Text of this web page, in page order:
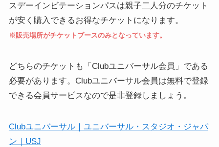
スデーインビテーションパスは親子二人分のチケット
が安く購入できるお得なチケットになります。
※販売場所がチケットブースのみとなっています。
どちらのチケットも「Clubユニバーサル会員」である
必要があります。Clubユニバーサル会員は無料で登録
できる会員サービスなので是非登録しましょう。
Clubユニバーサル｜ユニバーサル・スタジオ・ジャパ
ン｜USJ